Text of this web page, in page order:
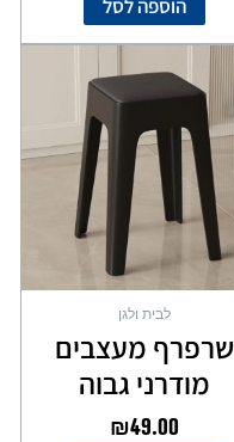
הוספה לסל
לבית ולגן
שרפרף מעצבים
מודרני גבוה
₪49.00
סוגים.
בעמוד